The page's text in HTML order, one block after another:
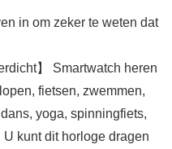
in om zeker te weten dat
】 Smartwatch heren
fietsen, zwemmen,
yoga, spinningfiets,
kunt dit horloge dragen